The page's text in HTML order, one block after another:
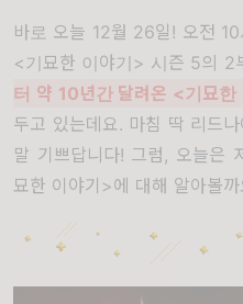
바로 오늘 12월 26일! 오전
<기묘한 이야기> 시즌 5의 2
터 약 10년간 달려온 <기묘한
두고 있는데요. 마침 딱 리드
말 기쁘답니다! 그럼, 오늘은
묘한 이야기>에 대해 알아볼까